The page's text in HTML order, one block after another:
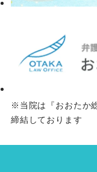
※当院は『おおたか
締結しております